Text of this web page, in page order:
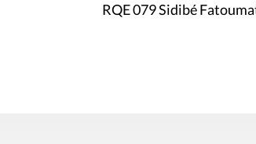
RQE 079 Sidibé